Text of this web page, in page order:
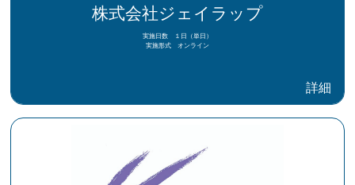
株式会社ジェイラップ
実施日数 １日（単日）
実施形式 オンライン
詳細